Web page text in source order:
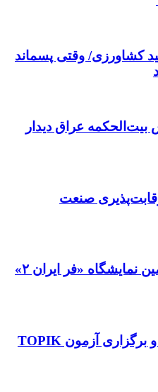
کشاورزی/ وقتی پسماند
بیت‌الحکمه عراق دیدار
صنعت
تمدید مهلت ثبت‌نام دومین نمایشگاه «فر ایران ۲»
راه‌اندازی رشته کره‌ای و برگزاری آزمون TOPIK